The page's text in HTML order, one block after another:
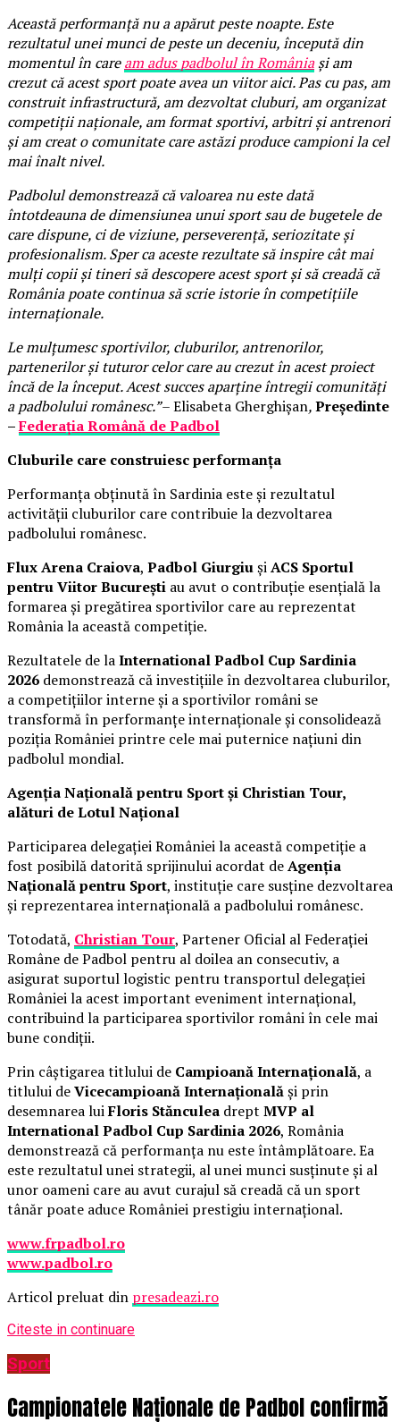
Această performanță nu a apărut peste noapte. Este
rezultatul unei munci de peste un deceniu, începută din
momentul în caream adus padbolul în Româniași am
crezut că acest sport poate avea un viitor aici. Pas cu pas, am
construit infrastructură, am dezvoltat cluburi, am organizat
competiții naționale, am format sportivi, arbitri și antrenori
și am creat o comunitate care astăzi produce campioni la cel
mai înalt nivel.
Padbolul demonstrează că valoarea nu este dată
întotdeauna de dimensiunea unui sport sau de bugetele de
care dispune, ci de viziune, perseverență, seriozitate și
profesionalism. Sper ca aceste rezultate să inspire cât mai
mulți copii și tineri să descopere acest sport și să creadă că
România poate continua să scrie istorie în competițiile
internaționale.
Le mulțumesc sportivilor, cluburilor, antrenorilor,
partenerilor și tuturor celor care au crezut în acest proiect
încă de la început. Acest succes aparține întregii comunități
a padbolului românesc.”– Elisabeta Gherghișan,Președinte
–Federația Română de Padbol
Cluburile care construiesc performanța
Performanța obținută în Sardinia este și rezultatul
activității cluburilor care contribuie la dezvoltarea
padbolului românesc.
Flux Arena Craiova, Padbol GiurgiușiACS Sportul
pentru Viitor București au avut o contribuție esențială la
formarea și pregătirea sportivilor care au reprezentat
România la această competiție.
Rezultatele de laInternational Padbol Cup Sardinia
2026 demonstrează că investițiile în dezvoltarea cluburilor,
a competițiilor interne și a sportivilor români se
transformă în performanțe internaționale și consolidează
poziția României printre cele mai puternice națiuni din
padbolul mondial.
Agenția Națională pentru Sport și Christian Tour,
alături de Lotul Național
Participarea delegației României la această competiție a
fost posibilă datorită sprijinului acordat deAgenția
Națională pentru Sport, instituție care susține dezvoltarea
și reprezentarea internațională a padbolului românesc.
Totodată, Christian Tour, Partener Oficial al Federației
Române de Padbol pentru al doilea an consecutiv, a
asigurat suportul logistic pentru transportul delegației
României la acest important eveniment internațional,
contribuind la participarea sportivilor români în cele mai
bune condiții.
Prin câștigarea titlului de Campioană Internațională, a
titlului deVicecampioană Internaționalăși prin
desemnarea luiFloris Stănculea drept MVP al
International Padbol Cup Sardinia 2026, România
demonstrează că performanța nu este întâmplătoare. Ea
este rezultatul unei strategii, al unei munci susținute și al
unor oameni care au avut curajul să creadă că un sport
tânăr poate aduce României prestigiu internațional.
www.frpadbol.ro
www.padbol.ro
Articol preluat din presadeazi.ro
Citeste in continuare
Sport
Campionatele Naționale de Padbol confirmă